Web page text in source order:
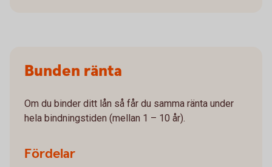
Bunden ränta
Om du binder ditt lån så får du samma ränta under
hela bindningstiden (mellan 1 – 10 år).
Fördelar